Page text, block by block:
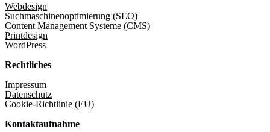
Webdesign
Suchmaschinenoptimierung (SEO)
Content Management Systeme (CMS)
Printdesign
WordPress
Rechtliches
Impressum
Datenschutz
Cookie-Richtlinie (EU)
Kontaktaufnahme